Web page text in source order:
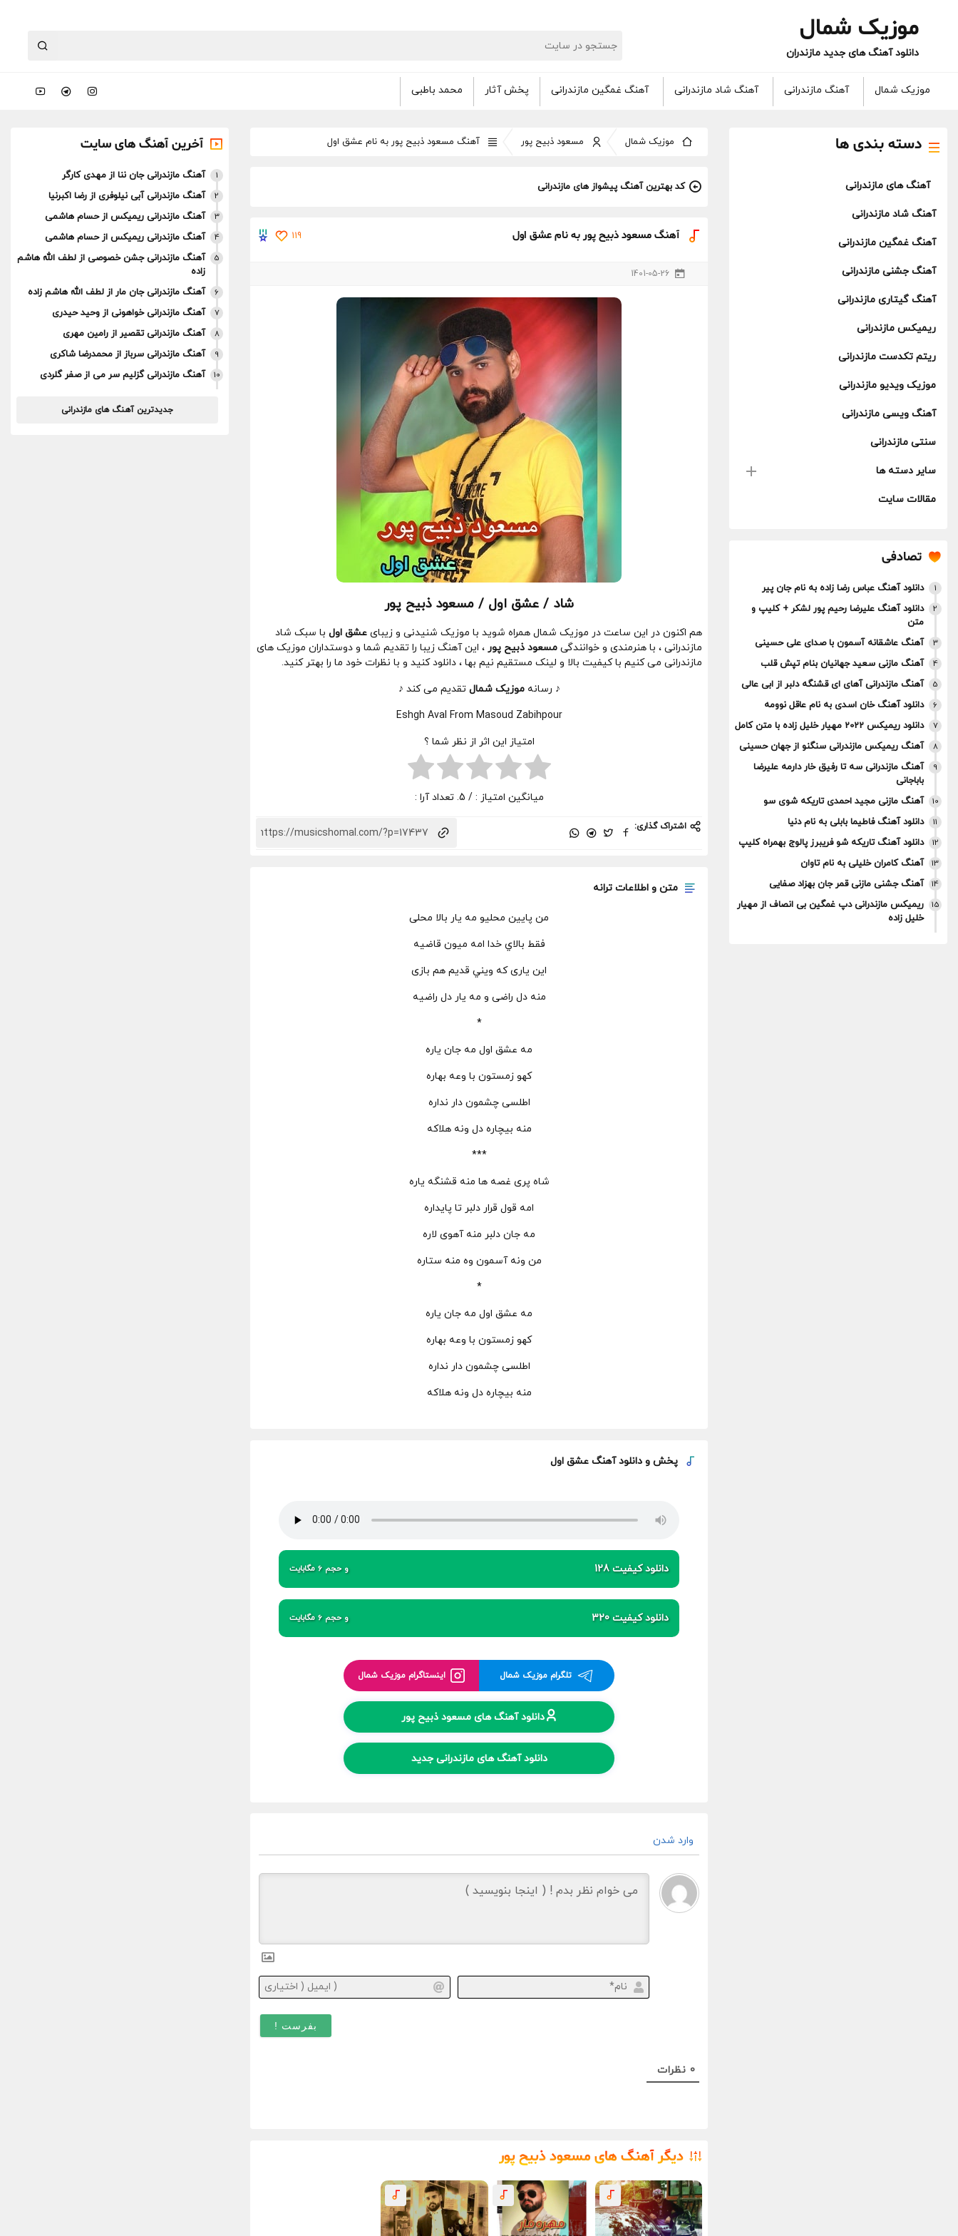
موزیک شمال
دانلود آهنگ های جدید مازندران
موزیک شمال آهنگ مازندرانی آهنگ شاد مازندرانی آهنگ غمگین مازندرانی پخش آثار محمد باطبی
دسته بندی ها
آهنگ های مازندرانی
آهنگ شاد مازندرانی
آهنگ غمگین مازندرانی
آهنگ جشنی مازندرانی
آهنگ گیتاری مازندرانی
ریمیکس مازندرانی
ریتم تکدست مازندرانی
موزیک ویدیو مازندرانی
آهنگ ویسی مازندرانی
سنتی مازندرانی
سایر دسته ها
مقالات سایت
تصادفی
1 دانلود آهنگ عباس رضا زاده به نام جان پیر
2
دانلود آهنگ علیرضا رحیم پور لشکر + کلیپ و
متن
3 آهنگ عاشقانه آسمون با صدای علی حسینی
4 آهنگ مازنی سعید جهانیان بنام تپش قلب
5 آهنگ مازندرانی آهای ای قشنگه دلبر از ابی عالی
6 دانلود آهنگ خان اسدی به نام عاقل نوومه
7 دانلود ریمیکس 2022 مهیار خلیل زاده با متن کامل
8 آهنگ ریمیکس مازندرانی سنگنو از جهان حسینی
9
آهنگ مازندرانی سه تا رفیق خار دارمه علیرضا
باباجانی
10 آهنگ مازنی مجید احمدی تاریکه شوی سو
11 دانلود آهنگ فاطیما بابلی به نام دنیا
12 دانلود آهنگ تاریکه شو فریبرز پالوج بهمراه کلیپ
13 آهنگ کامران خلیلی به نام تاوان
14 آهنگ جشنی مازنی قمر جان بهزاد صفایی
15
ریمیکس مازندرانی دپ غمگین بی انصاف از مهیار
خلیل زاده
موزیک شمال مسعود ذبیح پور آهنگ مسعود ذبیح پور به نام عشق اول
کد بهترین آهنگ پیشواز های مازندرانی
آهنگ مسعود ذبیح پور به نام عشق اول 119
1401-05-26
شاد / عشق اول / مسعود ذبیح پور
هم اکنون در این ساعت در موزیک شمال همراه شوید با موزیک شنیدنی و زیبای عشق اول با سبک شاد
مازندرانی ، با هنرمندی و خوانندگی مسعود ذبیح پور ، این آهنگ زیبا را تقدیم شما و دوستداران موزیک های
مازندرانی می کنیم با کیفیت بالا و لینک مستقیم نیم بها ، دانلود کنید و با نظرات خود ما را بهتر کنید.
♪ رسانهموزیک شمال تقدیم می کند ♪
Eshgh Aval From Masoud Zabihpour
امتیاز این اثر از نظر شما ؟
میانگین امتیاز :/ 5. تعداد آرا :
اشتراک گذاری:
متن و اطلاعات ترانه
من پایین محلیو مه یار بالا محلی
فقط بالاي خدا امه میون قاضیه
این یاری که ویني قدیم هم بازی
منه دل راضی و مه یار دل راضیه
*
مه عشق اول مه جان یاره
کهو زمستون با وعه بهاره
اطلسی چشمون دار نداره
منه بیچاره دل ونه هلاکه
***
شاه پری غصه ها منه قشنگه یاره
امه قول قرار دلبر تا پایداره
مه جان دلبر منه آهوی لاره
من ونه آسمون وه منه ستاره
*
مه عشق اول مه جان یاره
کهو زمستون با وعه بهاره
اطلسی چشمون دار نداره
منه بیچاره دل ونه هلاکه
پخش و دانلود آهنگ عشق اول
دانلود کیفیت 128 و حجم 6 مگابایت
دانلود کیفیت 320 و حجم 6 مگابایت
تلگرام موزیک شمال اینستاگرام موزیک شمال
دانلود آهنگ های مسعود ذبیح پور
دانلود آهنگ های مازندرانی جدید
وارد شدن
نام*
ایمیل
(
0 نظرات
دیگر آهنگ های مسعود ذبیح پور
آخرین آهنگ های سایت
1 آهنگ مازندرانی جان ننا از مهدی کارگر
2 آهنگ مازندرانی آبی نیلوفری از رضا اکبرنیا
3 آهنگ مازندرانی ریمیکس از حسام هاشمی
4 آهنگ مازندرانی ریمیکس از حسام هاشمی
5
آهنگ مازندرانی جشن خصوصی از لطف الله هاشم
زاده
6 آهنگ مازندرانی جان مار از لطف الله هاشم زاده
7 آهنگ مازندرانی خواهونی از وحید حیدری
8 آهنگ مازندرانی تقصیر از رامین مهری
9 آهنگ مازندرانی سرباز از محمدرضا شاکری
10 آهنگ مازندرانی گزلیم سر می از صفر گلردی
جدیدترین آهنگ های مازندرانی